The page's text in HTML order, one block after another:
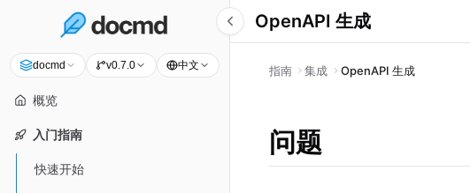
docmd v0.7.0 中文
概览
入门指南
快速开始
OpenAPI 生成
指南 集成 OpenAPI 生成
问题